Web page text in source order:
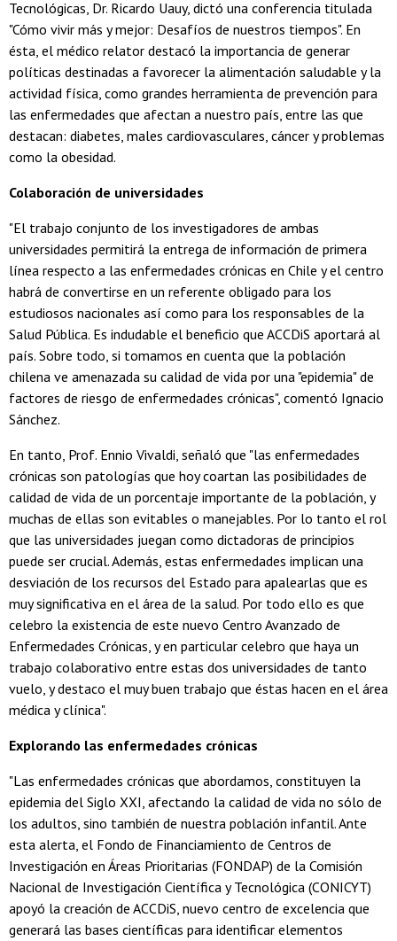
Tecnológicas, Dr. Ricardo Uauy, dictó una conferencia titulada
"Cómo vivir más y mejor: Desafíos de nuestros tiempos". En
ésta, el médico relator destacó la importancia de generar
políticas destinadas a favorecer la alimentación saludable y la
actividad física, como grandes herramienta de prevención para
las enfermedades que afectan a nuestro país, entre las que
destacan: diabetes, males cardiovasculares, cáncer y problemas
como la obesidad.
Colaboración de universidades
"El trabajo conjunto de los investigadores de ambas
universidades permitirá la entrega de información de primera
línea respecto a las enfermedades crónicas en Chile y el centro
habrá de convertirse en un referente obligado para los
estudiosos nacionales así como para los responsables de la
Salud Pública. Es indudable el beneficio que ACCDiS aportará al
país. Sobre todo, si tomamos en cuenta que la población
chilena ve amenazada su calidad de vida por una "epidemia" de
factores de riesgo de enfermedades crónicas", comentó Ignacio
Sánchez.
En tanto, Prof. Ennio Vivaldi, señaló que "las enfermedades
crónicas son patologías que hoy coartan las posibilidades de
calidad de vida de un porcentaje importante de la población, y
muchas de ellas son evitables o manejables. Por lo tanto el rol
que las universidades juegan como dictadoras de principios
puede ser crucial. Además, estas enfermedades implican una
desviación de los recursos del Estado para apalearlas que es
muy significativa en el área de la salud. Por todo ello es que
celebro la existencia de este nuevo Centro Avanzado de
Enfermedades Crónicas, y en particular celebro que haya un
trabajo colaborativo entre estas dos universidades de tanto
vuelo, y destaco el muy buen trabajo que éstas hacen en el área
médica y clínica".
Explorando las enfermedades crónicas
"Las enfermedades crónicas que abordamos, constituyen la
epidemia del Siglo XXI, afectando la calidad de vida no sólo de
los adultos, sino también de nuestra población infantil. Ante
esta alerta, el Fondo de Financiamiento de Centros de
Investigación en Áreas Prioritarias (FONDAP) de la Comisión
Nacional de Investigación Científica y Tecnológica (CONICYT)
apoyó la creación de ACCDiS, nuevo centro de excelencia que
generará las bases científicas para identificar elementos